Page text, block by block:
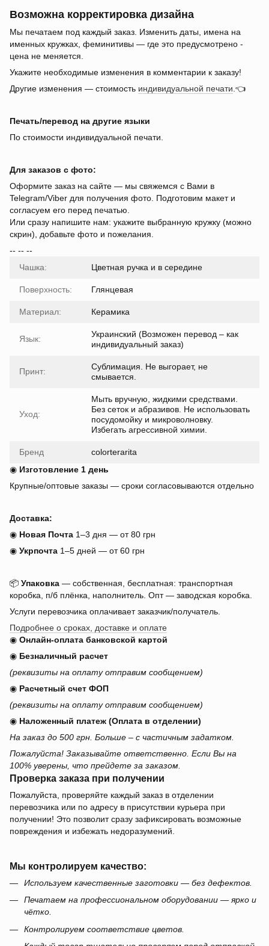
Возможна корректировка дизайна
Мы печатаем под каждый заказ. Изменить даты, имена на
именных кружках, феминитивы — где это предусмотрено -
цена не меняется.
Укажите необходимые изменения в комментарии к заказу!
Другие изменения — стоимость индивидуальной печати .👈
Печать/перевод на другие языки
По стоимости индивидуальной печати.
Для заказов с фото:
Оформите заказ на сайте — мы свяжемся с Вами в
Telegram/Viber для получения фото. Подготовим макет и
согласуем его перед печатью.
Или сразу напишите нам: укажите выбранную кружку (можно
скрин), добавьте фото и пожелания.
-- -- --
Чашка:
Цветная ручка и в середине
Поверхность: Глянцевая
Материал: Керамика
Язык:
Украинский (Возможен перевод – как
индивидуальный заказ)
Принт:
Сублимация. Не выгорает, не
смывается.
Уход:
Мыть вручную, жидкими средствами.
Без сеток и абразивов. Не использовать
посудомойку и микроволновку.
Избегать агрессивной химии.
Бренд
colorterarita
◉ Изготовление 1 день
Крупные/оптовые заказы — сроки согласовываются отдельно
Доставка:
◉ Новая Почта 1–3 дня — от 80 грн
◉ Укрпочта 1–5 дней — от 60 грн
📦 Упаковка — собственная, бесплатная: транспортная
коробка, п/б плёнка, наполнитель. Опт — заводская коробка.
Услуги перевозчика оплачивает заказчик/получатель.
Подробнее о сроках, доставке и оплате
◉ Онлайн-оплата банковской картой
◉ Безналичный расчет
(реквизиты на оплату отправим сообщением)
◉ Расчетный счет ФОП
(реквизиты на оплату отправим сообщением)
◉ Наложенный платеж (Оплата в отделении)
На заказ до 500 грн. Больше – с частичным задатком.
Пожалуйста! Заказывайте ответственно. Если Вы на
100% уверены, что прейдете за заказом.
Проверка заказа при получении
Пожалуйста, проверяйте каждый заказ в отделении
перевозчика или по адресу в присутствии курьера при
получении! Это позволит сразу зафиксировать возможные
повреждения и избежать недоразумений.
Мы контролируем качество:
Используем качественные заготовки — без дефектов.
Печатаем на профессиональном оборудовании — ярко и
чётко.
Контролируем соответствие цветов.